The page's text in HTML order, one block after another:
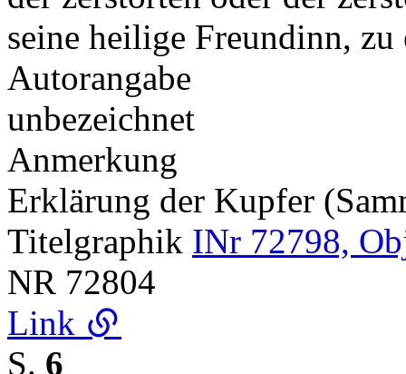
seine heilige Freundinn,
Autorangabe
unbezeichnet
Anmerkung
Erklärung der Kupfer
Titelgraphik INr 72798,
NR 72804
Link
S. 6